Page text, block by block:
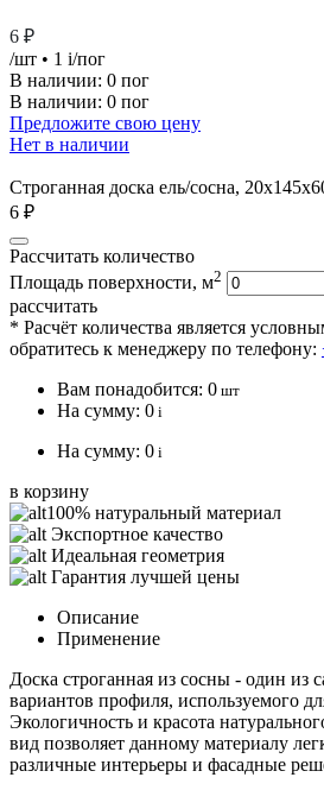
6 ₽
/шт • 1 i/пог
В наличии: 0 пог
В наличии: 0 пог
Предложите свою цену
Нет в наличии
Строганная доска ель/сосна,
6 ₽
Рассчитать количество
Площадь поверхности, м2
рассчитать
* Расчёт количества является
обратитесь к менеджеру по телефону:
Вам понадобится: 0 шт
На сумму: 0 i
На сумму: 0 i
в корзину
100% натуральный материал
Экспортное качество
Идеальная геометрия
Гарантия лучшей цены
Описание
Применение
Доска строганная из сосны - один из
вариантов профиля, используемого
Экологичность и красота
вид позволяет данному материалу
различные интерьеры и фасадные